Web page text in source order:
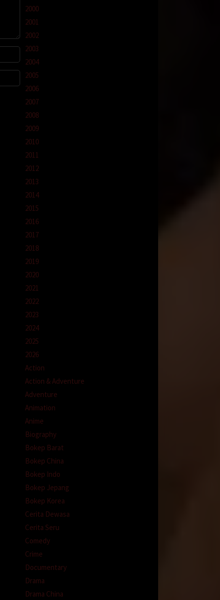
Pak
ke
2000
2001
2002
2003
2004
2005
2006
2007
2008
2009
2010
2011
2012
2013
2014
2015
2016
2017
2018
2019
2020
2021
2022
2023
2024
2025
2026
Action
Action & Adventure
Adventure
Animation
Anime
Biography
Bokep Barat
Bokep China
Bokep Indo
Bokep Jepang
Bokep Korea
Cerita Dewasa
Cerita Seru
Comedy
Crime
Documentary
Drama
Drama China